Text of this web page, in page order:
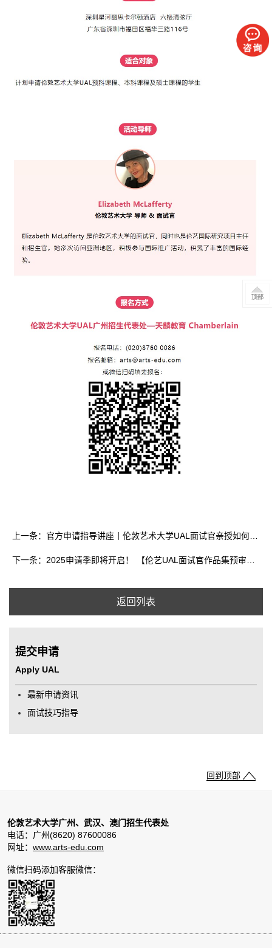
返回列表
提交申请
Apply UAL
最新申请资讯
面试技巧指导
回到顶部
伦敦艺术大学广州、武汉、澳门招生代表处
电话：广州(8620) 87600086
网址： www.arts-edu.com
微信扫码添加客服微信：